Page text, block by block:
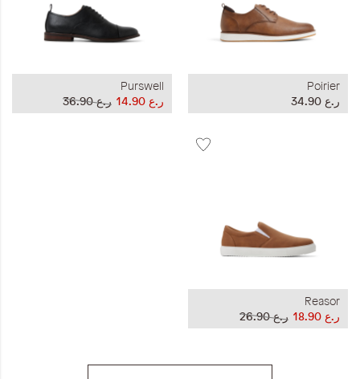
Poirier
ر.ع 34.90
Purswell
ر.ع 36.90
ر.ع 14.90
Reasor
ر.ع 26.90
ر.ع 18.90